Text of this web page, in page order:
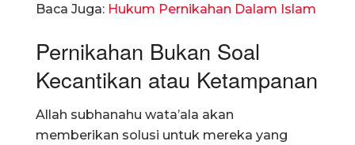
Baca Juga: Hukum Pernikahan Dalam Islam
Pernikahan Bukan Soal
Kecantikan atau Ketampanan
Allah subhanahu wata’ala akan
memberikan solusi untuk mereka yang